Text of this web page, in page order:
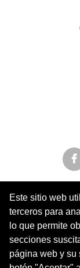
Este sitio web
terceros para
lo que permite
secciones
página web y su